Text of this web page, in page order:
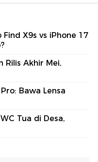
X9s vs iPhone 17
Rilis Akhir Mei,
Bawa Lensa
Tua di Desa,